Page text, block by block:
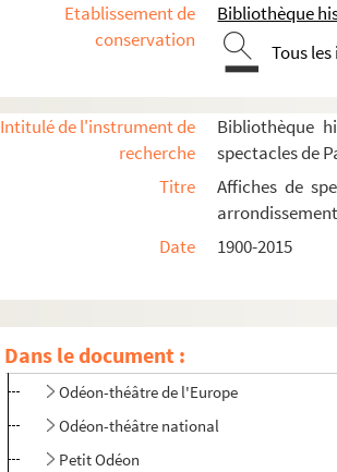
Etablissement de
conservation
Bibliothèque
Tous
Intitulé de l'instrument de
recherche
Bibliothèque
spectacles de
Titre
Affiches de
Date
1900-2015
Dans le document :
Collège Mazarin
L'Ecluse
École nationale supérieure des Beaux-
Église Saint-Germain-des-Prés
Maison des cultures du monde
La Mare au diable
Odéon-théâtre de l'Europe
Odéon-théâtre national
Petit Odéon